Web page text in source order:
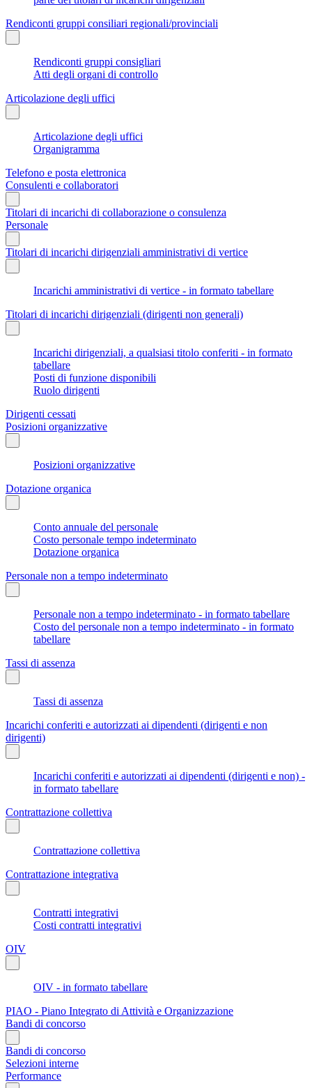
Rendiconti gruppi consiliari regionali/provinciali
Rendiconti gruppi consigliari
Atti degli organi di controllo
Articolazione degli uffici
Articolazione degli uffici
Organigramma
Telefono e posta elettronica
Consulenti e collaboratori
Titolari di incarichi di collaborazione o consulenza
Personale
Titolari di incarichi dirigenziali amministrativi di vertice
Incarichi amministrativi di vertice - in formato tabellare
Titolari di incarichi dirigenziali (dirigenti non generali)
Incarichi dirigenziali, a qualsiasi titolo conferiti - in formato
tabellare
Posti di funzione disponibili
Ruolo dirigenti
Dirigenti cessati
Posizioni organizzative
Posizioni organizzative
Dotazione organica
Conto annuale del personale
Costo personale tempo indeterminato
Dotazione organica
Personale non a tempo indeterminato
Personale non a tempo indeterminato - in formato tabellare
Costo del personale non a tempo indeterminato - in formato
tabellare
Tassi di assenza
Tassi di assenza
Incarichi conferiti e autorizzati ai dipendenti (dirigenti e non
dirigenti)
Incarichi conferiti e autorizzati ai dipendenti (dirigenti e non) -
in formato tabellare
Contrattazione collettiva
Contrattazione collettiva
Contrattazione integrativa
Contratti integrativi
Costi contratti integrativi
OIV
OIV - in formato tabellare
PIAO - Piano Integrato di Attività e Organizzazione
Bandi di concorso
Bandi di concorso
Selezioni interne
Performance